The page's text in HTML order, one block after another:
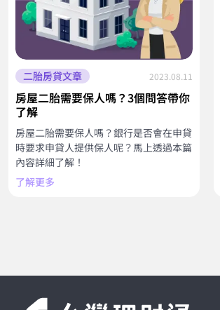
二胎房貸文章 2023.08.11
房屋二胎需要保人嗎？3個問答帶你
了解
房屋二胎需要保人嗎？銀行是否會在申貸
時要求申貸人提供保人呢？馬上透過本篇
內容詳細了解！
了解更多